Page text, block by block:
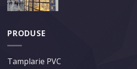
PRODUSE
Tamplarie PVC